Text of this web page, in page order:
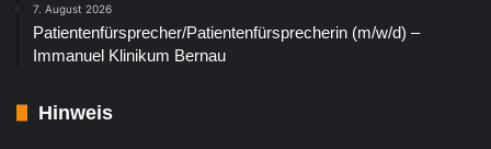
7. August 2026
Patientenfürsprecher/Patientenfürsprecherin (m/w/d) –
Immanuel Klinikum Bernau
Hinweis